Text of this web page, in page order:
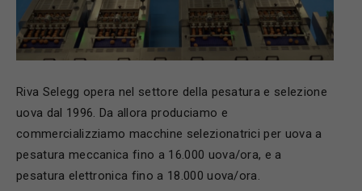
Riva Selegg opera nel settore della pesatura e selezione
uova dal 1996. Da allora produciamo e
commercializziamo macchine selezionatrici per uova a
pesatura meccanica fino a 16.000 uova/ora, e a
pesatura elettronica fino a 18.000 uova/ora.